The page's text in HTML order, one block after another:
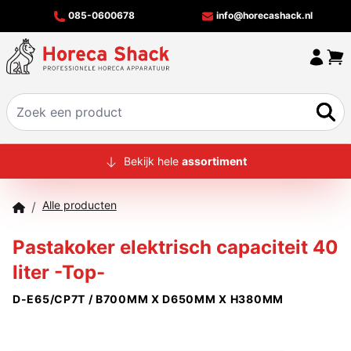
085-0600678 info@horecashack.nl
HOME
MERKEN
CONTACT
Bekijk hele assortiment
/ Alle producten
Pastakoker elektrisch capaciteit 40
liter -Top-
D-E65/CP7T / B700MM X D650MM X H380MM